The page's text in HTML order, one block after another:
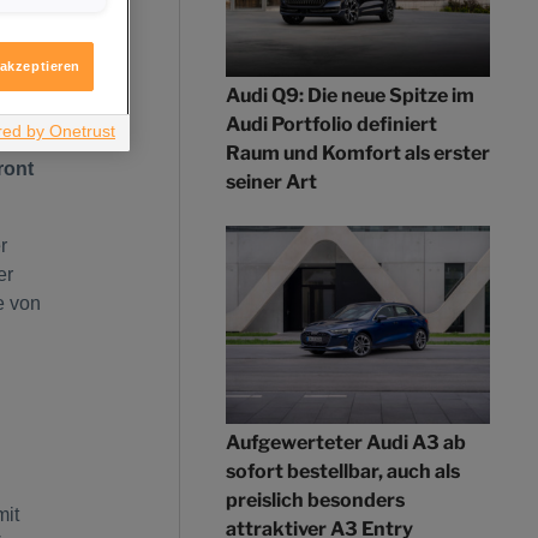
von
Audi Q9: Die neue Spitze im
Audi Portfolio definiert
Raum und Komfort als erster
seiner Art
Aufgewerteter Audi A3 ab
sofort bestellbar, auch als
preislich besonders
attraktiver A3 Entry